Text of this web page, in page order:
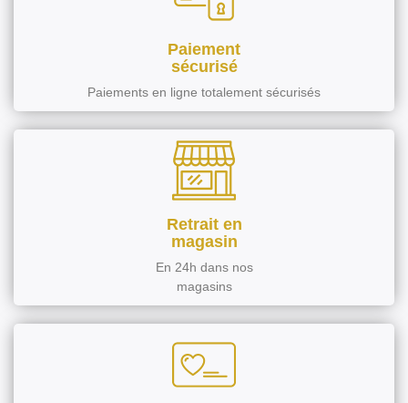
Paiement
sécurisé
Paiements en ligne totalement sécurisés
Retrait en
magasin
En 24h dans nos
magasins